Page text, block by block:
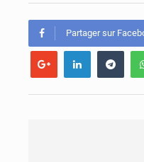
Partager sur